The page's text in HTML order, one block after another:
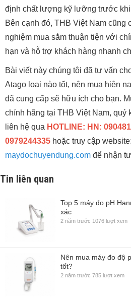
định chất lượng kỹ lưỡng trước khi
Bên cạnh đó, THB Việt Nam cũng
nghiệm mua sắm thuận tiện với
hạn và hỗ trợ khách hàng nhanh
Bài viết này chúng tôi đã tư vấn
Atago loại nào tốt, nên mua hiện
đã cung cấp sẽ hữu ích cho bạn.
chính hãng tại THB Việt Nam, quý
liên hệ qua HOTLINE: HN:
0979244335 hoặc truy cập website:
maydochuyendung.com để nhận
Tin liên quan
Top 5 máy đo pH
xác
2 năm trước 1076 lượt xem
Nên mua máy đo độ
tốt?
2 năm trước 785 lượt xem